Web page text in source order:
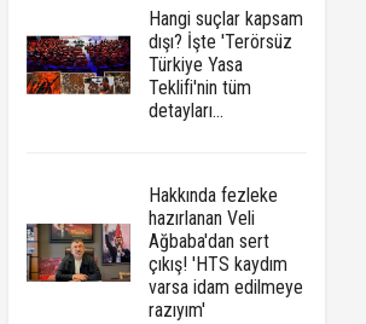
Hangi suçlar kapsam
dışı? İşte 'Terörsüz
Türkiye Yasa
Teklifi'nin tüm
detayları...
Hakkında fezleke
hazırlanan Veli
Ağbaba'dan sert
çıkış! 'HTS kaydım
varsa idam edilmeye
razıyım'